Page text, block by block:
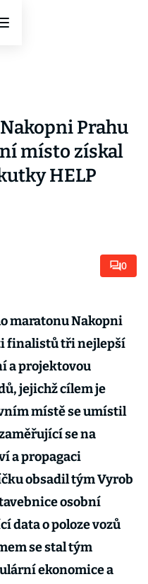
Prahu
místo získal
HELP
0
maratonu Nakopni
finalistů tři nejlepší
a projektovou
jejichž cílem je
místě se umístil
se na
a propagaci
obsadil tým Vyrob
osobní
data o poloze vozů
se stal tým
ekonomice a